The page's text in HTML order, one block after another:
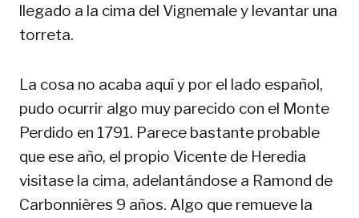
llegado a la cima del Vignemale y levantar una
torreta.
La cosa no acaba aquí y por el lado español,
pudo ocurrir algo muy parecido con el Monte
Perdido en 1791. Parece bastante probable
que ese año, el propio Vicente de Heredia
visitase la cima, adelantándose a Ramond de
Carbonnières 9 años. Algo que remueve la